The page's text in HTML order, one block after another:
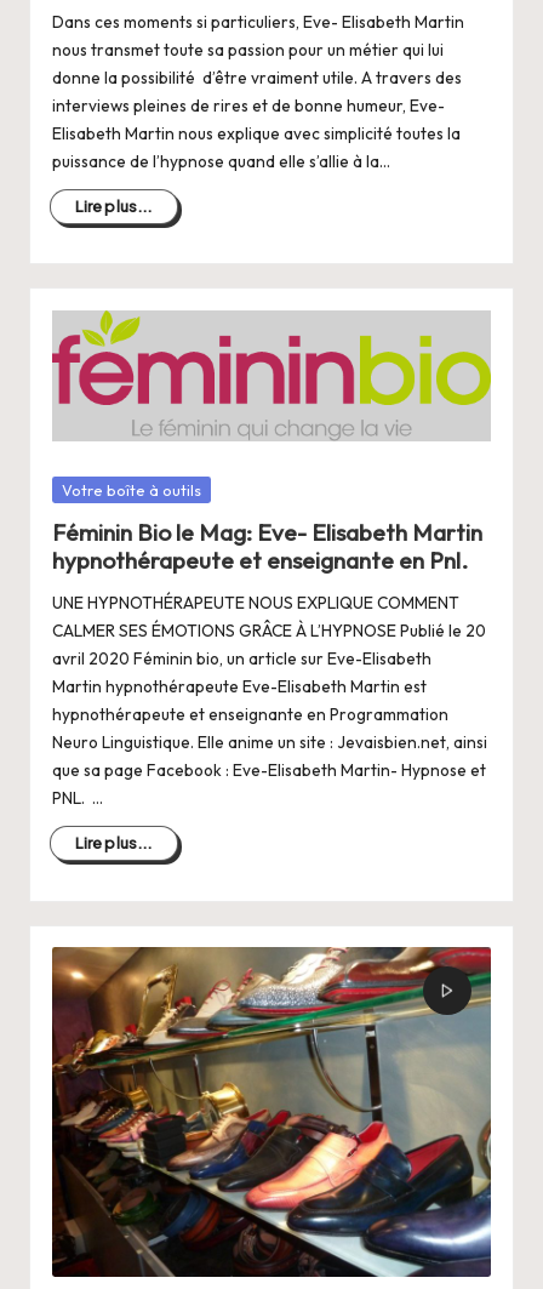
Dans ces moments si particuliers, Eve- Elisabeth Martin
nous transmet toute sa passion pour un métier qui lui
donne la possibilité d’être vraiment utile. A travers des
interviews pleines de rires et de bonne humeur, Eve-
Elisabeth Martin nous explique avec simplicité toutes la
puissance de l’hypnose quand elle s’allie à la…
Lire plus...
Posté
Votre boîte à outils
Féminin Bio le Mag: Eve- Elisabeth Martin
hypnothérapeute et enseignante en Pnl.
UNE HYPNOTHÉRAPEUTE NOUS EXPLIQUE COMMENT
CALMER SES ÉMOTIONS GRÂCE À L’HYPNOSE Publié le 20
avril 2020 Féminin bio, un article sur Eve-Elisabeth
Martin hypnothérapeute Eve-Elisabeth Martin est
hypnothérapeute et enseignante en Programmation
Neuro Linguistique. Elle anime un site : Jevaisbien.net, ainsi
que sa page Facebook : Eve-Elisabeth Martin- Hypnose et
PNL. …
Lire plus...